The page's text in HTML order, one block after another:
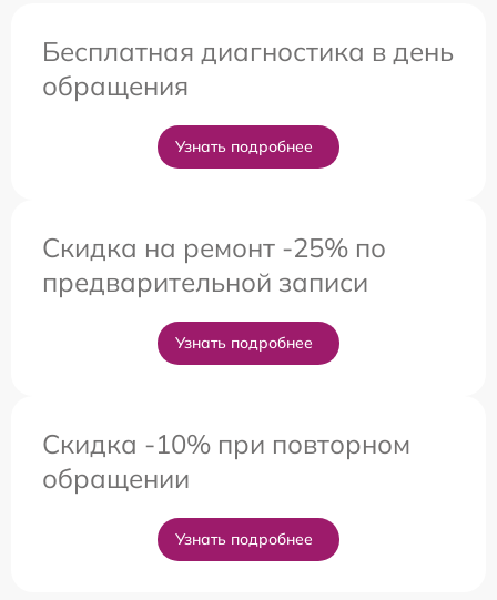
Бесплатная диагностика в день
обращения
Узнать подробнее
Скидка на ремонт -25% по
предварительной записи
Узнать подробнее
Скидка -10% при повторном
обращении
Узнать подробнее